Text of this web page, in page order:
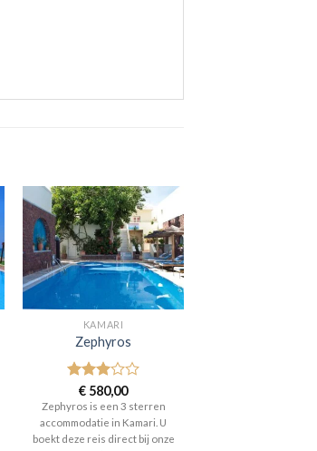
KAMARI
Zephyros
Gewaardeerd
3uit 5
€ 580,00
Zephyros is een 3 sterren
accommodatie in Kamari. U
boekt deze reis direct bij onze